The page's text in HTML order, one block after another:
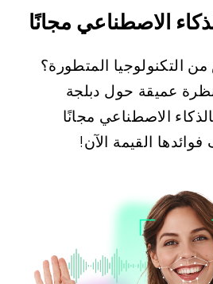
الاصطناعي مجانًا
التكنولوجيا المتطورة؟
عميقة حول دبلجة
الاصطناعي مجانًا
القيمة الآن!